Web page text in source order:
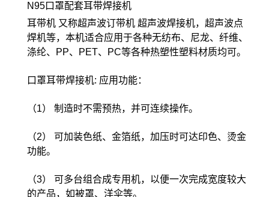
N95口罩配套耳带焊接机
耳带机 又称超声波订带机 超声波焊接机，超声波点
焊机等，本机适合应用于各种无纺布、尼龙、纤维、
涤纶、PP、PET、PC等各种热塑性塑料材质均可。
口罩耳带焊接机: 应用功能：
（1） 制造时不需预热，并可连续操作。
（2） 可加装色纸、金箔纸，加压时可达印色、烫金
功能。
（3） 可多台组合成专用机，以便一次完成宽度较大
的产品，如被罩、洋伞等。